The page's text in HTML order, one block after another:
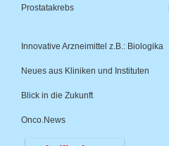
Prostatakrebs
Innovative Arzneimittel z.B.: Biologika
Neues aus Kliniken und Instituten
Blick in die Zukunft
Onco.News